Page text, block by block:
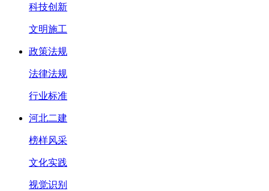
科技创新
文明施工
政策法规
法律法规
行业标准
河北二建
榜样风采
文化实践
视觉识别